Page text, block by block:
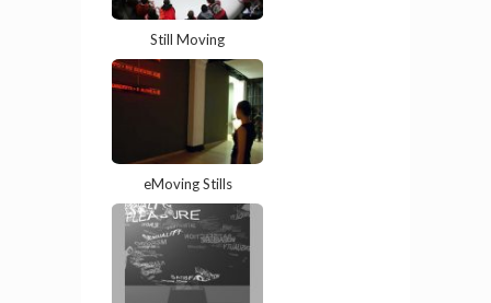
Still Moving
eMoving Stills